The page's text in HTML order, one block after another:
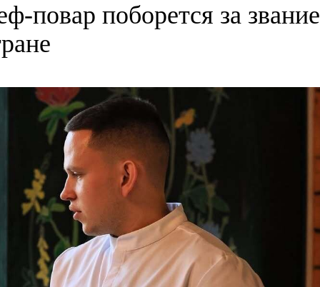
повар поборется за звание